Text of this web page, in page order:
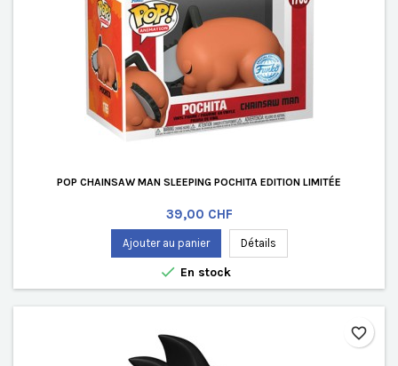
POP CHAINSAW MAN SLEEPING POCHITA EDITION LIMITÉE
Prix
39,00 CHF
Ajouter au panier Détails
 En stock
favorite_border